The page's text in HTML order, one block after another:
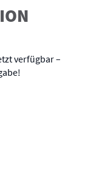
verfügbar –